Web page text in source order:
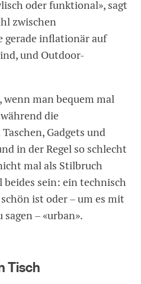
oder funktional», sagt
zwischen
gerade inflationär auf
und Outdoor-
man bequem mal
die
Gadgets und
in der Regel so schlecht
mal als Stilbruch
beides sein: ein technisch
ist oder – um es mit
– «urban».
Tisch